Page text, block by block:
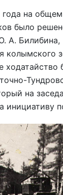
года на
было
А. Билибина,
колымского
ходатайство
на
инициативу